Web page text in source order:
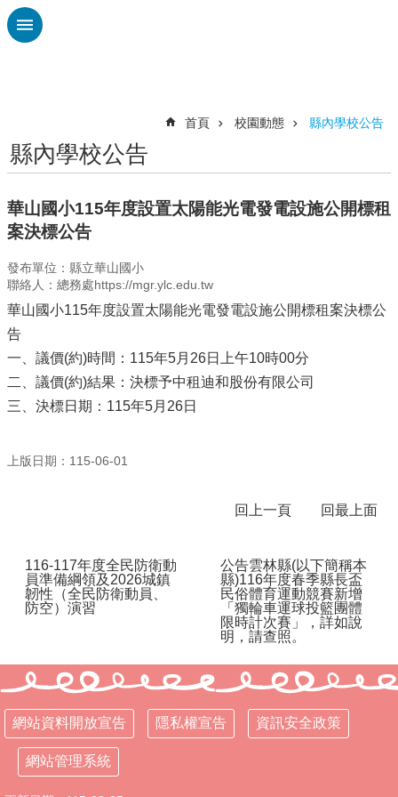
跳到主要內容區塊
認
廣
興
刊
專
欄
校
園
動
態
處
專
區
校
化
校
相
關
網
頁
首頁 校園動態 縣內學校公告
縣內學校公告
華山國小115年度設置太陽能光電發電設施公開標租
案決標公告
發布單位：縣立華山國小
聯絡人：總務處https://mgr.ylc.edu.tw
華山國小115年度設置太陽能光電發電設施公開標租案決標公
告
一、議價(約)時間：115年5月26日上午10時00分
二、議價(約)結果：決標予中租迪和股份有限公司
三、決標日期：115年5月26日
上版日期：115-06-01
回上一頁 回最上面
116-117年度全民防衛動
員準備綱領及2026城鎮
韌性（全民防衛動員、
防空）演習
公告雲林縣(以下簡稱本
縣)116年度春季縣長盃
民俗體育運動競賽新增
「獨輪車運球投籃團體
限時計次賽」，詳如說
明，請查照。
網站資料開放宣告 隱私權宣告 資訊安全政策
網站管理系統